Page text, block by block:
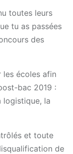
toutes leurs
tu as passées
des
écoles afin
bac 2019 :
logistique, la
et toute
de